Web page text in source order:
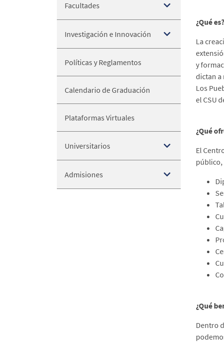
Facultades
Investigación e Innovación
Políticas y Reglamentos
Calendario de Graduación
Plataformas Virtuales
Universitarios
Admisiones
¿Qué es?
La
y
dictan a
Los
el CSU
¿Qué
El
público,
¿Qué
Dentro